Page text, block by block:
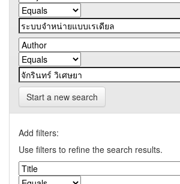
Start a new search
Add filters:
Use filters to refine the search results.